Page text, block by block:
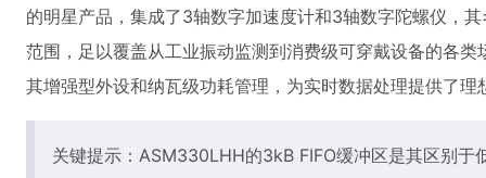
的明星产品，集成了3轴数字加速度计和3轴数字陀螺仪，
范围，足以覆盖从工业振动监测到消费级可穿戴设备的各
其增强型外设和纳瓦级功耗管理，为实时数据处理提供了理
关键提示：ASM330LHH的3kB FIFO缓冲区是其区别于